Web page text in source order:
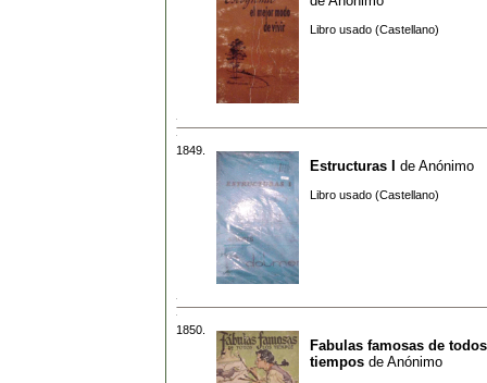
Libro usado (Castellano)
1849.
Estructuras I de Anónimo
Libro usado (Castellano)
1850.
Fabulas famosas de
tiempos de Anónimo